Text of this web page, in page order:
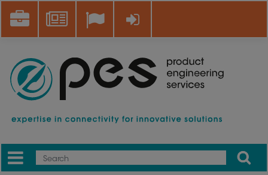
au
contenu
Career News Se connecter
Mobile
Apply